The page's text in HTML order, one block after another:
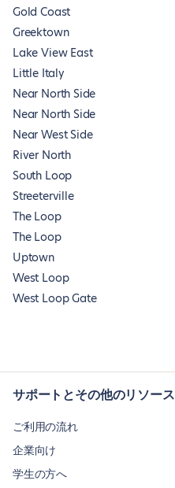
Gold Coast
Greektown
Lake View East
Little Italy
Near North Side
Near North Side
Near West Side
River North
South Loop
Streeterville
The Loop
The Loop
Uptown
West Loop
West Loop Gate
サポートとその他のリソース
ご利用の流れ
企業向け
学生の方へ